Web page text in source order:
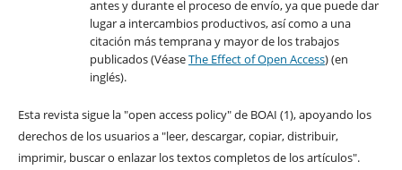
antes y durante el proceso de envío, ya que puede dar
lugar a intercambios productivos, así como a una
citación más temprana y mayor de los trabajos
publicados (VéaseThe Effect of Open Access) (en
inglés).
Esta revista sigue la "open access policy" de BOAI (1), apoyando los
derechos de los usuarios a "leer, descargar, copiar, distribuir,
imprimir, buscar o enlazar los textos completos de los artículos".